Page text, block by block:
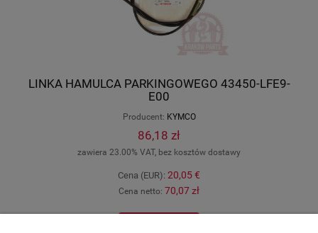
LINKA HAMULCA PARKINGOWEGO 43450-LFE9-
E00
Producent: KYMCO
86,18 zł
zawiera 23.00% VAT, bez kosztów dostawy
Cena (EUR): 20,05 €
Cena netto: 70,07 zł